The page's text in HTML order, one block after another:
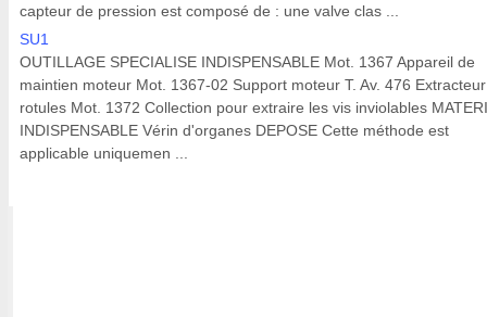
capteur de pression est composé de : une valve clas ...
SU1
OUTILLAGE SPECIALISE INDISPENSABLE Mot. 1367 Appareil de
maintien moteur Mot. 1367-02 Support moteur T. Av. 476
rotules Mot. 1372 Collection pour extraire les vis inviolables
INDISPENSABLE Vérin d'organes DEPOSE Cette méthode est
applicable uniquemen ...